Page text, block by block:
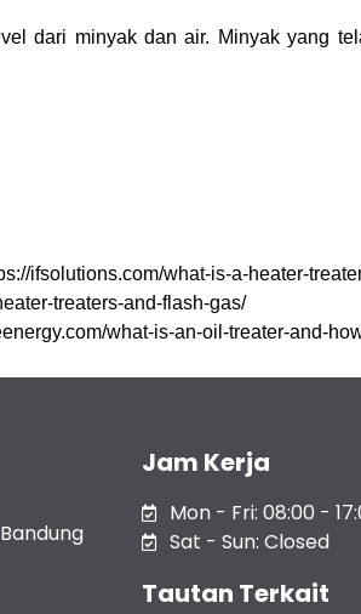
dari minyak dan air. Minyak yang
ifsolutions.com/what-is-a-heater-
treaters-and-flash-gas/
what-is-an-oil-treater-and-
Jam Kerja
Mon - Fri: 08:00 -
Sat - Sun: Closed
Tautan Terkait